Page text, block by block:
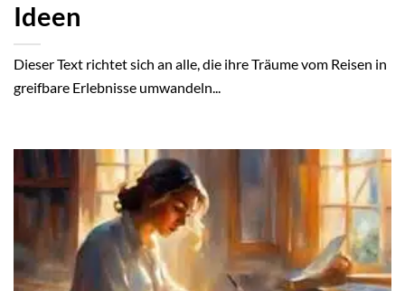
Ideen
Dieser Text richtet sich an alle, die ihre Träume vom Reisen in
greifbare Erlebnisse umwandeln...